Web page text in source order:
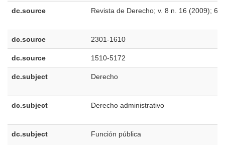
dc.source Revista de Derecho; v. 8 n. 16 (2009);
dc.source 2301-1610
dc.source 1510-5172
dc.subject Derecho
dc.subject Derecho administrativo
dc.subject Función pública